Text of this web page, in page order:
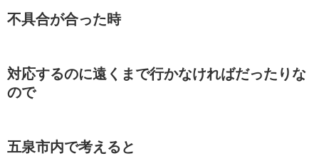
不具合が合った時
対応するのに遠くまで行かなければだったりな
ので
五泉市内で考えると